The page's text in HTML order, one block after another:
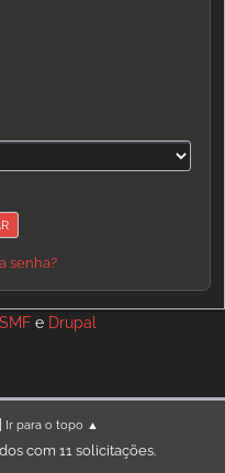
senha?
SMFe Drupal
Ir para o topo ▲
com 11 solicitações.